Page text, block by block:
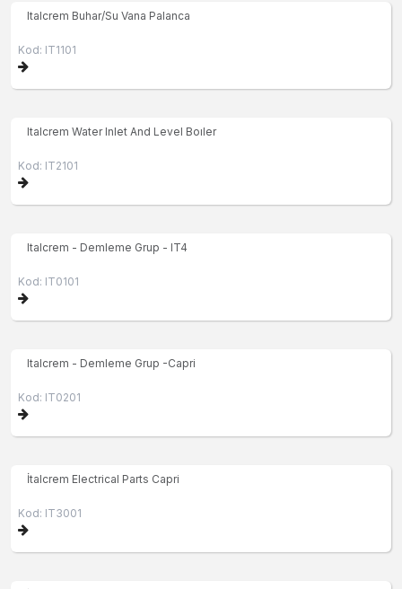
Italcrem Buhar/Su Vana Palanca
Kod: IT1101
Italcrem Water Inlet And Level Boıler
Kod: IT2101
Italcrem - Demleme Grup - IT4
Kod: IT0101
Italcrem - Demleme Grup -Capri
Kod: IT0201
İtalcrem Electrical Parts Capri
Kod: IT3001